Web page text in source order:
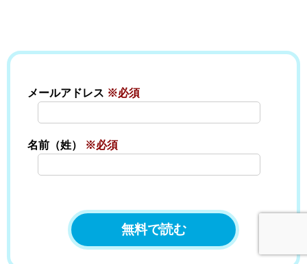
メールアドレス ※必須
名前（姓） ※必須